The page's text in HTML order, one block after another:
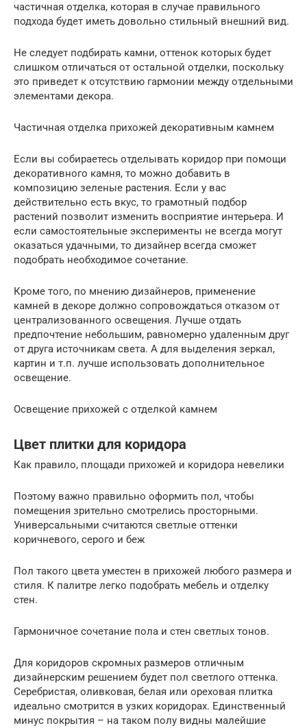
частичная отделка, которая в случае правильного
подхода будет иметь довольно стильный внешний вид.
Не следует подбирать камни, оттенок которых будет
слишком отличаться от остальной отделки, поскольку
это приведет к отсутствию гармонии между отдельными
элементами декора.
Частичная отделка прихожей декоративным камнем
Если вы собираетесь отделывать коридор при помощи
декоративного камня, то можно добавить в
композицию зеленые растения. Если у вас
действительно есть вкус, то грамотный подбор
растений позволит изменить восприятие интерьера. И
если самостоятельные эксперименты не всегда могут
оказаться удачными, то дизайнер всегда сможет
подобрать необходимое сочетание.
Кроме того, по мнению дизайнеров, применение
камней в декоре должно сопровождаться отказом от
централизованного освещения. Лучше отдать
предпочтение небольшим, равномерно удаленным друг
от друга источникам света. А для выделения зеркал,
картин и т.п. лучше использовать дополнительное
освещение.
Освещение прихожей с отделкой камнем
Цвет плитки для коридора
Как правило, площади прихожей и коридора невелики
Поэтому важно правильно оформить пол, чтобы
помещения зрительно смотрелись просторными.
Универсальными считаются светлые оттенки
коричневого, серого и беж
Пол такого цвета уместен в прихожей любого размера и
стиля. К палитре легко подобрать мебель и отделку
стен.
Гармоничное сочетание пола и стен светлых тонов.
Для коридоров скромных размеров отличным
дизайнерским решением будет пол светлого оттенка.
Серебристая, оливковая, белая или ореховая плитка
идеально смотрится в узких коридорах. Единственный
минус покрытия – на таком полу видны малейшие